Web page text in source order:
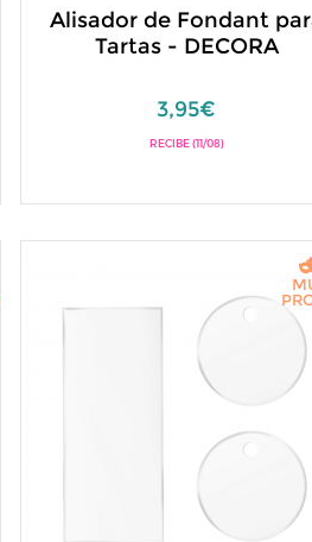
Alisador de Fondant
Tartas - DECORA
3,95€
RECIBE (11/08)